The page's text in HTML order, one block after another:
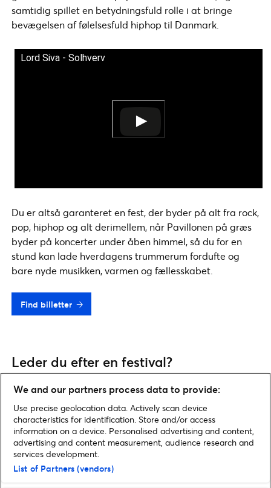
samtidig spillet en betydningsfuld rolle i at bringe
bevægelsen af følelsesfuld hiphop til Danmark.
Lord Siva - Solhverv
Du er altså garanteret en fest, der byder på alt fra rock,
pop, hiphop og alt derimellem, når Pavillonen på græs
byder på koncerter under åben himmel, så du for en
stund kan lade hverdagens trummerum fordufte og
bare nyde musikken, varmen og fællesskabet.
Find billetter
Leder du efter en festival?
Læs vores guides til festivaler ijuniog juli, eller gå på
opdagelse i vores store festivalguide, der giver dig et
overskueligt overblik over hele festivalsæsonen 2023.
Home» Musik»Udendørskoncerter sommer 2023
We and our partners process data to provide:
Use precise geolocation data. Actively scan device
characteristics for identification. Store and/or access
information on a device. Personalised advertising and content,
advertising and content measurement, audience research and
services development.
List of Partners (vendors)